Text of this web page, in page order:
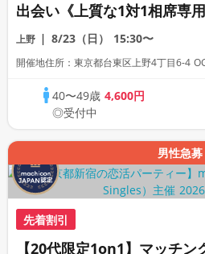
出会い《上質な1対1相席専
半個室》《飲み放題付き》
JAPAN主催》
上野 8/23（日） 15:30〜
40〜49歳4,600円
◎受付中
男性急募
先着割引
【20代限定1on1】マッチン